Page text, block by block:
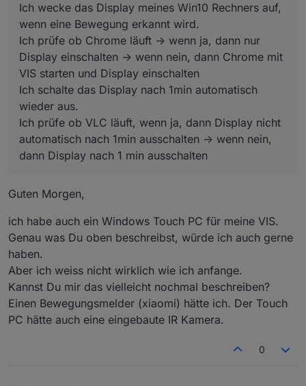
aus.
Ich prüfe ob VLC läuft, wenn ja, dann Display nicht
automatisch nach 1min ausschalten -> wenn nein, dann
Display nach 1 min ausschalten
Ich hätte aber noch keine Möglichkeit gefunden wie ich
den Check direkt ins Blockly einbauen kann, ohne
Umweg des Parser Adapters ...
Ich wecke das Display meines Win10 Rechners auf,
wenn eine Bewegung erkannt wird.
Ich prüfe ob Chrome läuft -> wenn ja, dann nur
Display einschalten -> wenn nein, dann Chrome mit
VIS starten und Display einschalten
Ich schalte das Display nach 1min automatisch
wieder aus.
Ich prüfe ob VLC läuft, wenn ja, dann Display nicht
automatisch nach 1min ausschalten -> wenn nein,
dann Display nach 1 min ausschalten
Guten Morgen,
ich habe auch ein Windows Touch PC für meine VIS.
Genau was Du oben beschreibst, würde ich auch gerne
haben.
Aber ich weiss nicht wirklich wie ich anfange.
Kannst Du mir das vielleicht nochmal beschreiben?
Einen Bewegungsmelder (xiaomi) hätte ich. Der Touch
PC hätte auch eine eingebaute IR Kamera.
0